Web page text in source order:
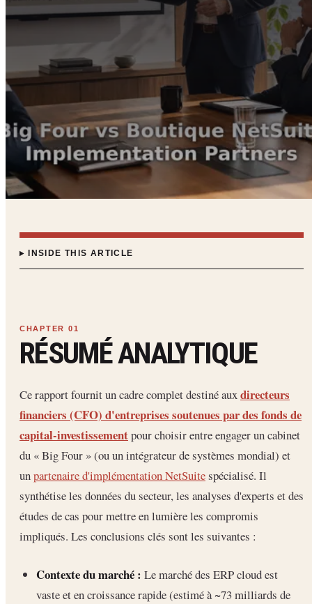
INSIDE THIS ARTICLE
RÉSUMÉ ANALYTIQUE
Ce rapport fournit un cadre complet destiné auxdirecteurs
financiers (CFO) d'entreprises soutenues par des fonds de
capital-investissementpour choisir entre engager un cabinet
du « Big Four » (ou un intégrateur de systèmes mondial) et
unpartenaire d'implémentation NetSuitespécialisé. Il
synthétise les données du secteur, les analyses d'experts et des
études de cas pour mettre en lumière les compromis
impliqués. Les conclusions clés sont les suivantes :
Contexte du marché : Le marché des ERP cloud est
vaste et en croissance rapide (estimé à ~73 milliards de